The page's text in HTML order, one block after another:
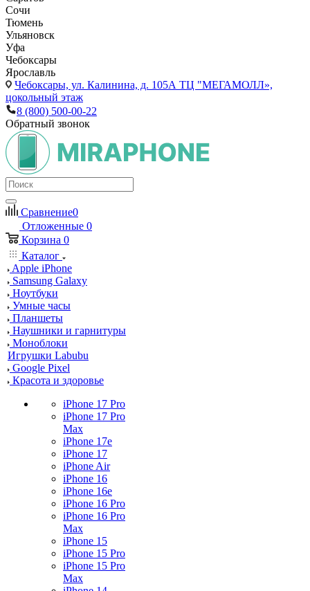
Сочи
Тюмень
Ульяновск
Уфа
Чебоксары
Ярославль
Чебоксары, ул. Калинина, д. 105А ТЦ "МЕГАМОЛЛ»,
цокольный этаж
8 (800) 500-00-22
Обратный звонок
Сравнение0
Отложенные 0
Корзина 0
Каталог
Apple iPhone
Samsung Galaxy
Ноутбуки
Умные часы
Планшеты
Наушники и гарнитуры
Моноблоки
Игрушки Labubu
Google Pixel
Красота и здоровье
iPhone 17 Pro
iPhone 17 Pro
Max
iPhone 17e
iPhone 17
iPhone Air
iPhone 16
iPhone 16e
iPhone 16 Pro
iPhone 16 Pro
Max
iPhone 15
iPhone 15 Pro
iPhone 15 Pro
Max